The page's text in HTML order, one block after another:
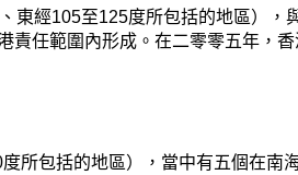
東經105至125度所包括的地區），
責任範圍內形成。在二零零五年，香
所包括的地區），當中有五個在南